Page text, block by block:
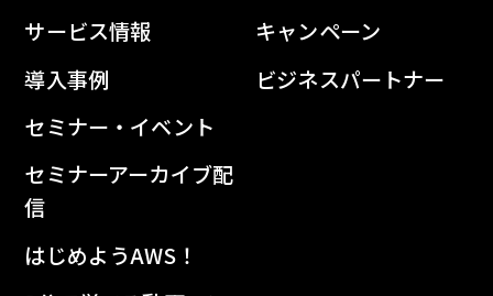
サービス情報
導入事例
セミナー・イベント
セミナーアーカイブ配
信
はじめようAWS！
キャンペーン
ビジネスパートナー